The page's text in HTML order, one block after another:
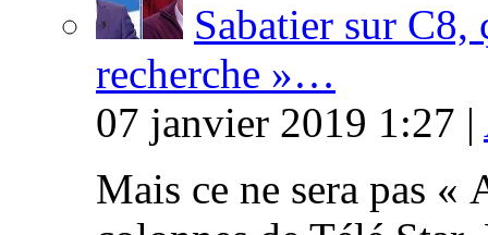
Sabatier sur C8,
recherche »…
07 janvier 2019 1:27 |
Mais ce ne sera pas «